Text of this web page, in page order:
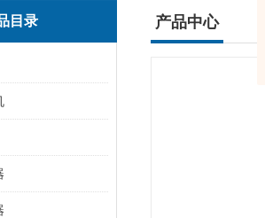
目录 产品中心